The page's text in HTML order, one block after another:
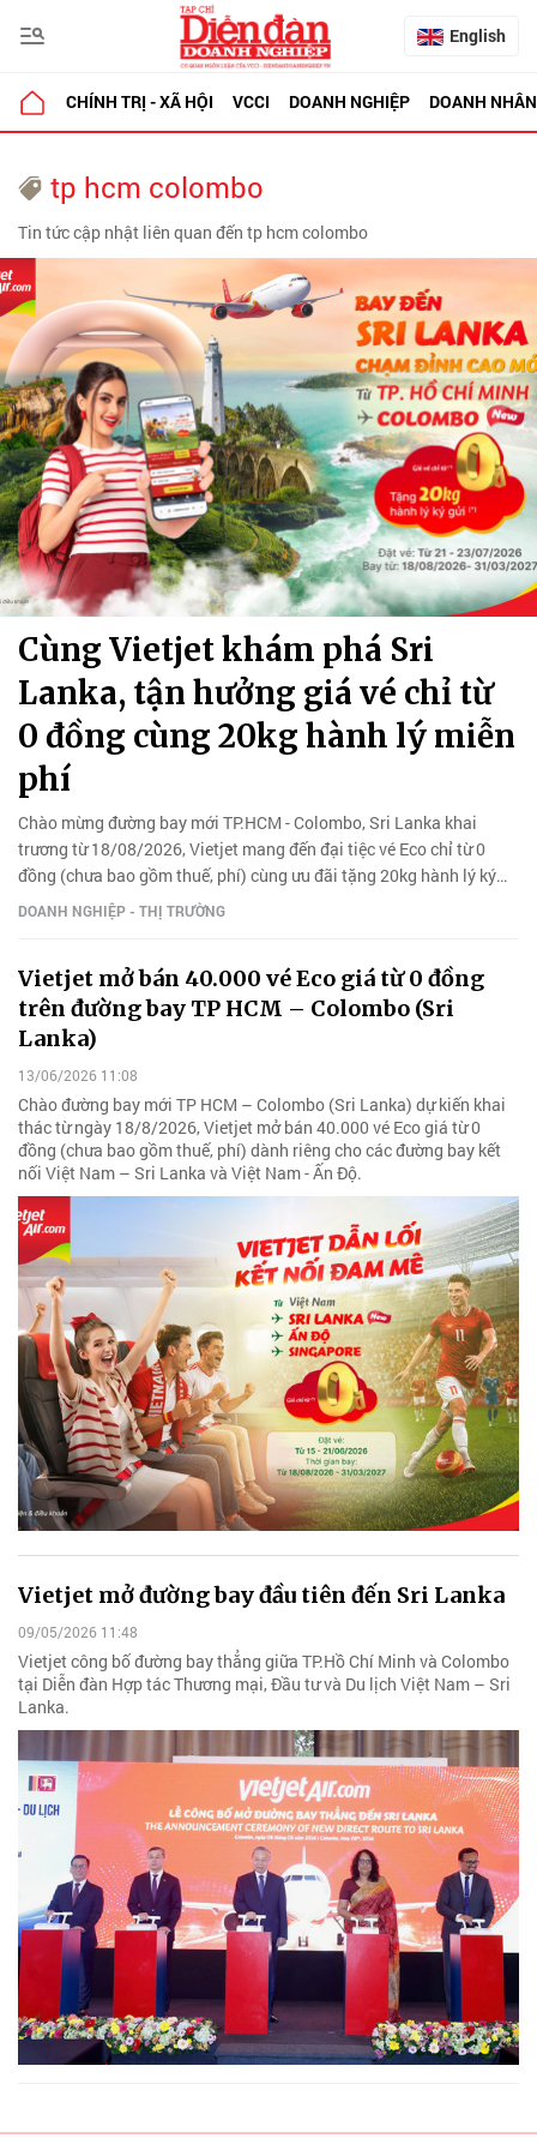
English
CHÍNH TRỊ - XÃ HỘI VCCI DOANH NGHIỆP DOANH NHÂN
tp hcm colombo
Tin tức cập nhật liên quan đến tp hcm colombo
Cùng Vietjet khám phá Sri
Lanka, tận hưởng giá vé chỉ từ
0 đồng cùng 20kg hành lý miễn
phí
Chào mừng đường bay mới TP.HCM - Colombo, Sri Lanka khai
trương từ 18/08/2026, Vietjet mang đến đại tiệc vé Eco chỉ từ 0
đồng (chưa bao gồm thuế, phí) cùng ưu đãi tặng 20kg hành lý ký
gửi cho hành khách đặt vé trong 3 ngày vàng từ 21/07-
23/07/2026.
DOANH NGHIỆP - THỊ TRƯỜNG
Vietjet mở bán 40.000 vé Eco giá từ 0 đồng
trên đường bay TP HCM – Colombo (Sri
Lanka)
13/06/2026 11:08
Chào đường bay mới TP HCM – Colombo (Sri Lanka) dự kiến khai
thác từ ngày 18/8/2026, Vietjet mở bán 40.000 vé Eco giá từ 0
đồng (chưa bao gồm thuế, phí) dành riêng cho các đường bay kết
nối Việt Nam – Sri Lanka và Việt Nam - Ấn Độ.
Vietjet mở đường bay đầu tiên đến Sri Lanka
09/05/2026 11:48
Vietjet công bố đường bay thẳng giữa TP.Hồ Chí Minh và Colombo
tại Diễn đàn Hợp tác Thương mại, Đầu tư và Du lịch Việt Nam – Sri
Lanka.